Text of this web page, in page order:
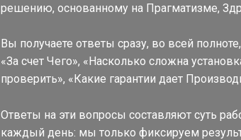
решению, основанному на Прагматизме,
Вы получаете ответы сразу, во всей
«За счет Чего», «Насколько сложна
проверить», «Какие гарантии дает
Ответы на эти вопросы составляют суть
каждый день: мы только фиксируем